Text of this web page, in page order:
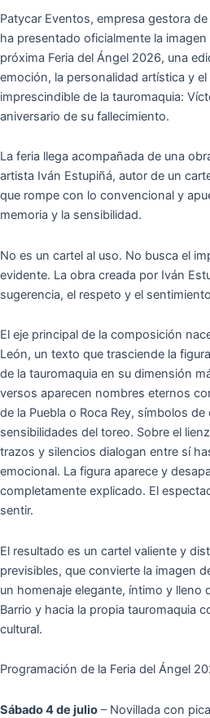
Patycar Eventos, empresa gestora
ha presentado oficialmente la
próxima Feria del Ángel 2026, una
emoción, la personalidad artística y
imprescindible de la tauromaquia:
aniversario de su fallecimiento.
La feria llega acompañada de una
artista Iván Estupiñá, autor de un
que rompe con lo convencional y
memoria y la sensibilidad.
No es un cartel al uso. No busca el
evidente. La obra creada por Iván
sugerencia, el respeto y el
El eje principal de la composición
León, un texto que trasciende la
de la tauromaquia en su dimensión
versos aparecen nombres eternos
de la Puebla o Roca Rey, símbolos
sensibilidades del toreo. Sobre el
trazos y silencios dialogan entre sí
emocional. La figura aparece y
completamente explicado. El
sentir.
El resultado es un cartel valiente y
previsibles, que convierte la imagen
un homenaje elegante, íntimo y lleno
Barrio y hacia la propia tauromaquia
cultural.
Programación de la Feria del Ángel
Sábado 4 de julio – Novillada con